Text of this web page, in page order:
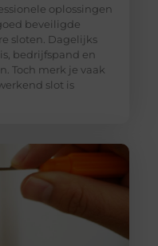
oplossingen
beveiligde
sloten. Dagelijks
bedrijfspand en
Toch merk je vaak
slot is